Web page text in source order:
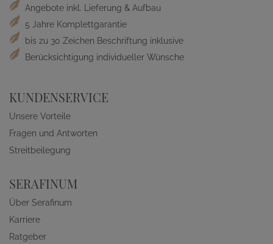
Angebote inkl. Lieferung & Aufbau
5 Jahre Komplettgarantie
bis zu 30 Zeichen Beschriftung inklusive
Berücksichtigung individueller Wünsche
KUNDENSERVICE
Unsere Vorteile
Fragen und Antworten
Streitbeilegung
SERAFINUM
Über Serafinum
Karriere
Ratgeber